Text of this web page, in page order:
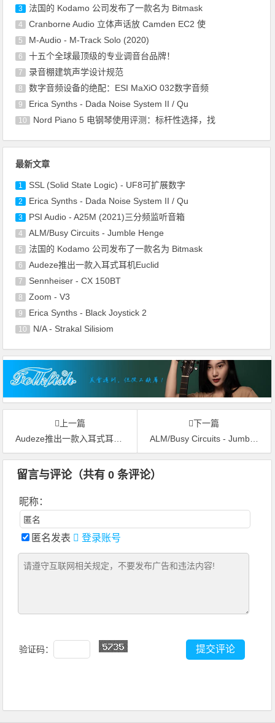
3 法国的 Kodamo 公司发布了一款名为 Bitmask
4 Cranborne Audio 立体声话放 Camden EC2 使
5 M-Audio - M-Track Solo (2020)
6 十五个全球最顶级的专业调音台品牌！
7 录音棚建筑声学设计规范
8 数字音频设备的绝配：ESI MaXiO 032数字音频
9 Erica Synths - Dada Noise System II / Qu
10 Nord Piano 5 电钢琴使用评测：标杆性选择，找
最新文章
1 SSL (Solid State Logic) - UF8可扩展数字
2 Erica Synths - Dada Noise System II / Qu
3 PSI Audio - A25M (2021)三分频监听音箱
4 ALM/Busy Circuits - Jumble Henge
5 法国的 Kodamo 公司发布了一款名为 Bitmask
6 Audeze推出一款入耳式耳机Euclid
7 Sennheiser - CX 150BT
8 Zoom - V3
9 Erica Synths - Black Joystick 2
10 N/A - Strakal Silisiom
上一篇
Audeze推出一款入耳式耳机Euclid
下一篇
ALM/Busy Circuits - Jumble Henge
留言与评论（共有0 条评论）
昵称：
匿名发表 登录账号
验证码：